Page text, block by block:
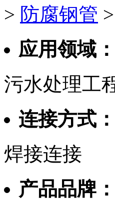
> 防腐钢管 >
应用领域：
污水处理工
连接方式：
焊接连接
产品品牌：